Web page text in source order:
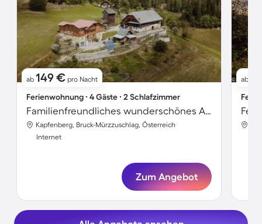
ab 149 € pro Nacht
Ferienwohnung ∙ 4 Gäste ∙ 2 Schlafzimmer
Familienfreundliches wunderschönes Apartment mit Terrasse
Kapfenberg, Bruck-Mürzzuschlag, Österreich
Internet
Zum Angebot
ab